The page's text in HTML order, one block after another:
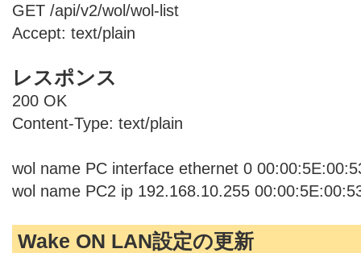
GET /api/v2/wol/wol-list
Accept: text/plain
レスポンス
200 OK
Content-Type: text/plain
wol name PC interface ethernet 0
wol name PC2 ip 192.168.10.255
Wake ON LAN設定の更新